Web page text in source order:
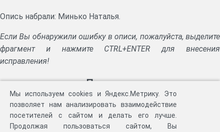
Опись набрали: Минько Наталья.
Если Вы обнаружили ошибку в описи, пожалуйста, выделите
фрагмент и нажмите CTRL+ENTER для внесения
исправления!
Партнеры
Мы используем cookies и Яндекс.Метрику. Это
позволяет нам анализировать взаимодействие
посетителей с сайтом и делать его лучше.
Продолжая пользоваться сайтом, Вы